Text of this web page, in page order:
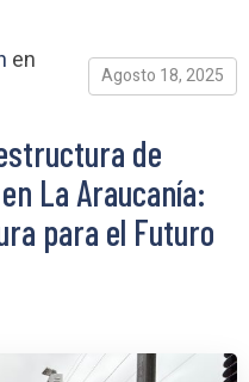
en
Agosto 18, 2025
de
La Araucanía:
para el Futuro